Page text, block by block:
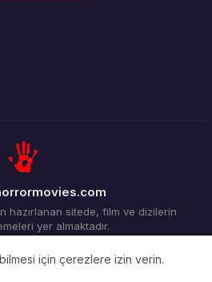
hazırlanan sitede, film ve dizilerin
yer almaktadır.
için çerezlere izin verin.